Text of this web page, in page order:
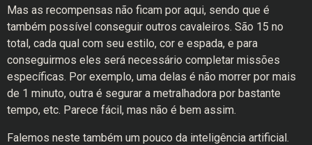
Mas as recompensas não ficam por aqui, sendo que é
também possível conseguir outros cavaleiros. São 15 no
total, cada qual com seu estilo, cor e espada, e para
conseguirmos eles será necessário completar missões
específicas. Por exemplo, uma delas é não morrer por mais
de 1 minuto, outra é segurar a metralhadora por bastante
tempo, etc. Parece fácil, mas não é bem assim.
Falemos neste também um pouco da inteligência artificial.